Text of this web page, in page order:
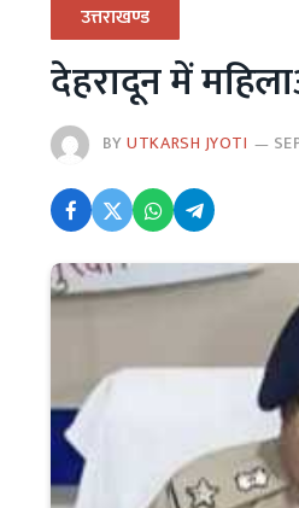
उत्तराखण्ड
देहरादून में
BYUTKARSH JYOTI